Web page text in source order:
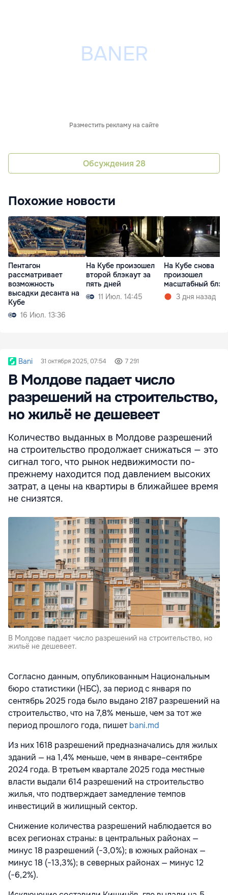
Разместить рекламу на сайте
Обсуждения 28
Похожие новости
Пентагон
рассматривает
возможность
высадки десанта на
Кубе
16 Июл. 13:36
На Кубе произошел
второй блэкаут за
пять дней
11 Июл. 14:45
На Кубе снова
произошел
масштабный
3 дня назад
Bani 31 октября 2025, 07:54 7 291
В Молдове падает число
разрешений на строительство,
но жильё не дешевеет
Количество выданных в Молдове разрешений
на строительство продолжает снижаться — это
сигнал того, что рынок недвижимости по-
прежнему находится под давлением высоких
затрат, а цены на квартиры в ближайшее время
не снизятся.
В Молдове падает число разрешений на строительство, но
жильё не дешевеет.
Согласно данным, опубликованным Национальным
бюро статистики (НБС), за период с января по
сентябрь 2025 года было выдано 2187 разрешений на
строительство, что на 7,8% меньше, чем за тот же
период прошлого года, пишетbani.md
Из них 1618 разрешений предназначались для жилых
зданий — на 1,4% меньше, чем в январе–сентябре
2024 года. В третьем квартале 2025 года местные
власти выдали 614 разрешений на строительство
жилья, что подтверждает замедление темпов
инвестиций в жилищный сектор.
Снижение количества разрешений наблюдается во
всех регионах страны: в центральных районах —
минус 18 разрешений (−3,0%); в южных районах —
минус 18 (−13,3%); в северных районах — минус 12
(−6,2%).